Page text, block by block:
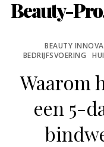
Beauty-
BEAUTY
BEDRIJFSVOERING
Waarom
een 5-